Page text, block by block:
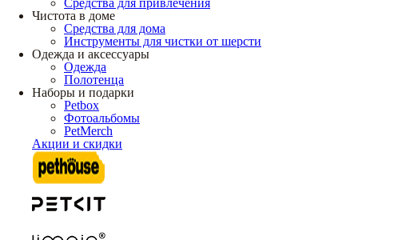
Средства для привлечения
Чистота в доме
Средства для дома
Инструменты для чистки от шерсти
Одежда и аксессуары
Одежда
Полотенца
Наборы и подарки
Petbox
Фотоальбомы
PetMerch
Акции и скидки